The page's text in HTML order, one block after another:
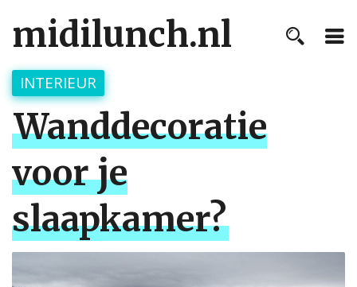
midilunch.nl
INTERIEUR
Wanddecoratie
voor je
slaapkamer?